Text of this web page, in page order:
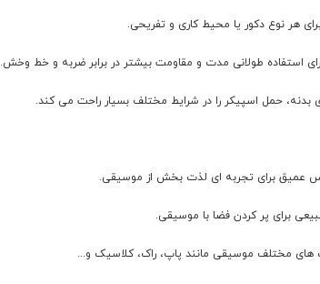
هر نوع دکور یا محیط کاری و تفریحی.
استفاده طولانی مدت و مقاومت بیشتر در برابر ضربه و خط وخش.
حمل اسپیکر را در شرایط مختلف بسیار راحت می کند.
عمیق برای تجربه ای لذت بخش از موسیقی.
برای پر کردن فضا با موسیقی.
مختلف موسیقی مانند پاپ، راک، کلاسیک و...